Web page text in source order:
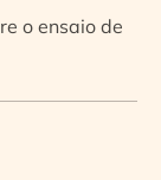
o ensaio de